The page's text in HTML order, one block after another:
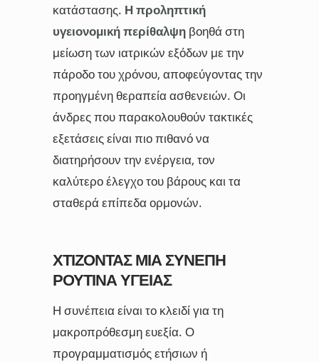
κατάστασης. Η προληπτική
υγειονομική περίθαλψη βοηθά στη
μείωση των ιατρικών εξόδων με την
πάροδο του χρόνου, αποφεύγοντας την
προηγμένη θεραπεία ασθενειών. Οι
άνδρες που παρακολουθούν τακτικές
εξετάσεις είναι πιο πιθανό να
διατηρήσουν την ενέργεια, τον
καλύτερο έλεγχο του βάρους και τα
σταθερά επίπεδα ορμονών.
ΧΤΊΖΟΝΤΑΣ ΜΙΑ ΣΥΝΕΠΉ
ΡΟΥΤΊΝΑ ΥΓΕΊΑΣ
Η συνέπεια είναι το κλειδί για τη
μακροπρόθεσμη ευεξία. Ο
προγραμματισμός ετήσιων ή